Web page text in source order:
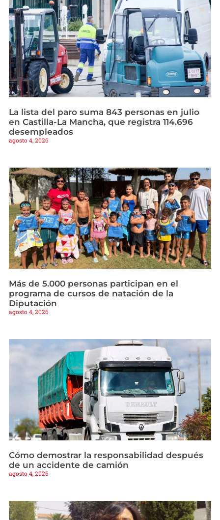
La lista del paro suma 843 personas en julio
en Castilla-La Mancha, que registra 114.696
desempleados
agosto 4, 2026
Más de 5.000 personas participan en el
programa de cursos de natación de la
Diputación
agosto 4, 2026
Cómo demostrar la responsabilidad después
de un accidente de camión
agosto 4, 2026